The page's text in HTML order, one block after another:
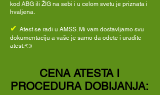
kod ABG ili ŽIG na sebi i u celom svetu je priznata i
hvaljena.
✔ Atest se radi u AMSS. Mi vam dostavljamo svu
dokumentaciju a vaše je samo da odete i uradite
atest.👈
CENA ATESTA I
PROCEDURA DOBIJANJA: